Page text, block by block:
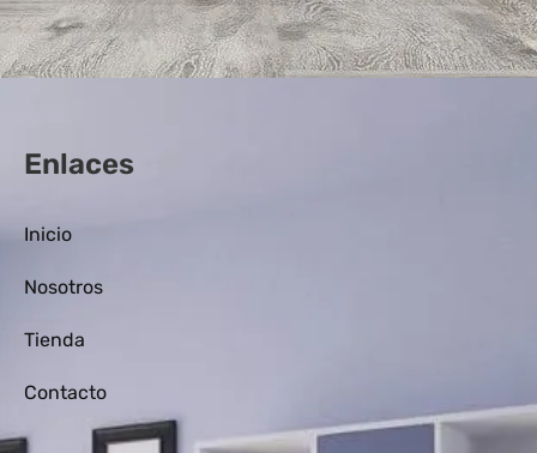
Enlaces
Inicio
Nosotros
Tienda
Contacto